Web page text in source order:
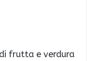
frutta e verdura